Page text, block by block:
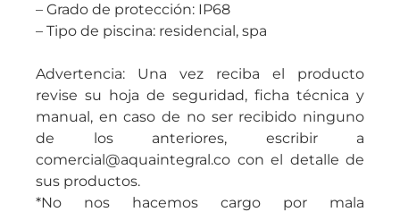
– Grado de protección: IP68
– Tipo de piscina: residencial, spa
Advertencia: Una vez reciba el producto
revise su hoja de seguridad, ficha técnica y
manual, en caso de no ser recibido ninguno
de los anteriores, escribir a
comercial@aquaintegral.co con el detalle de
sus productos.
*No nos hacemos cargo por mala